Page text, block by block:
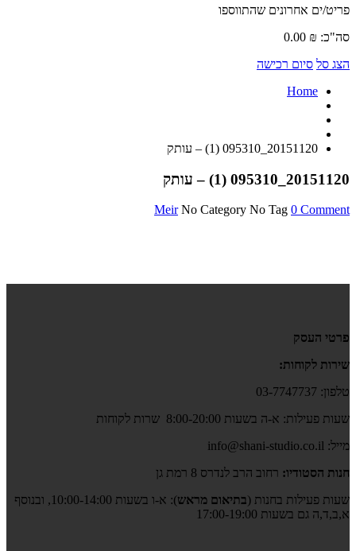
פריט/ים אחרונים שהתווספו
סה"כ:
0.00 ₪
הצג סל סיום רכישה
Home
20151120_095310 (1) – עותק
20151120_095310 (1) – עותק
Meir No Category No Tag 0 Comment
פרטי העסק
שירות לקוחות:
טלפון: 03-7747737
שעות פעילות: א-ה בשעות 8:00-20:00 שרות לקוחות
מייל: info@shani-studio.co.il
חנות הסטודיו: רחוב הרב לנדרס 8 רמת גן
שעות פעילות בחנות (בתיאום מראש
): א-ו בשעות 10:00-14:00, ובנוסף
א,ב,ד,ה גם בשעות 17:00-19:00